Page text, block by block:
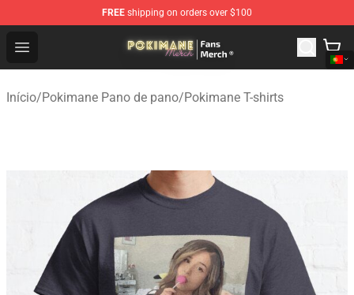
FREE shipping on orders over $100
Open menu
Pokimane Store - Official Pokimane Merchandise Shop
Início/Pokimane Pano de pano/Pokimane T-shirts